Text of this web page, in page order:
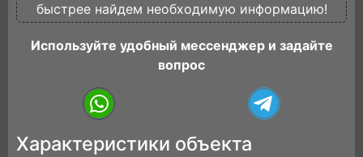
быстрее найдем необходимую информацию!
Используйте удобный мессенджер и задайте
вопрос
Характеристики объекта